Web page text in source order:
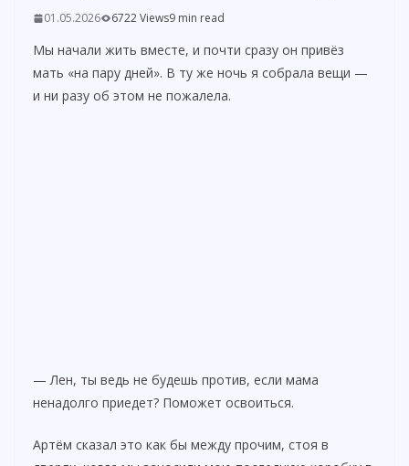
01.05.2026 6722 Views9 min read
Мы начали жить вместе, и почти сразу он привёз
мать «на пару дней». В ту же ночь я собрала вещи —
и ни разу об этом не пожалела.
— Лен, ты ведь не будешь против, если мама
ненадолго приедет? Поможет освоиться.
Артём сказал это как бы между прочим, стоя в